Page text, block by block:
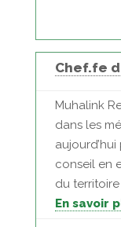
Chef.fe
Muhalink
dans les
conseil en
du territoire
En savoir